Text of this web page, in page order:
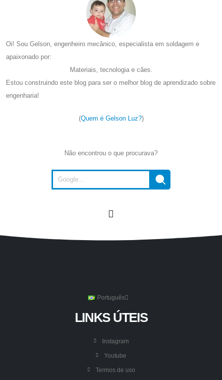
Oi! Sou Gelson, engenheiro mecânico, especialista em soldagem e
apaixonado por:
Materiais, tecnologia e cães.
Estou construindo este blog para ser o melhor blog de aprendizado sobre
engenharia!
(Quem é Gelson Luz?)
Não encontrou o que procurava?
Português
LINKS ÚTEIS
Instagram
Youtube
Termos de uso